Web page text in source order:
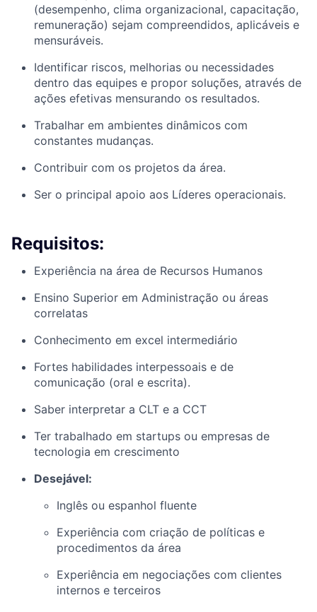
(desempenho, clima organizacional, capacitação,
remuneração) sejam compreendidos, aplicáveis e
mensuráveis.
Identificar riscos, melhorias ou necessidades
dentro das equipes e propor soluções, através de
ações efetivas mensurando os resultados.
Trabalhar em ambientes dinâmicos com
constantes mudanças.
Contribuir com os projetos da área.
Ser o principal apoio aos Líderes operacionais.
Requisitos:
Experiência na área de Recursos Humanos
Ensino Superior em Administração ou áreas
correlatas
Conhecimento em excel intermediário
Fortes habilidades interpessoais e de
comunicação (oral e escrita).
Saber interpretar a CLT e a CCT
Ter trabalhado em startups ou empresas de
tecnologia em crescimento
Desejável:
Inglês ou espanhol fluente
Experiência com criação de políticas e
procedimentos da área
Experiência em negociações com clientes
internos e terceiros